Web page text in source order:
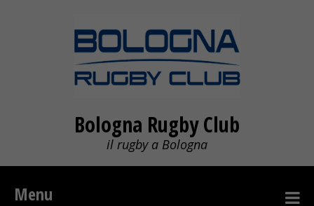
Bologna Rugby Club
il rugby a Bologna
Menu